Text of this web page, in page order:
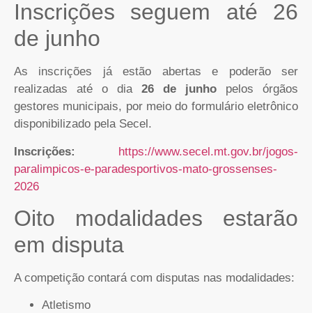
Inscrições seguem até 26
de junho
As inscrições já estão abertas e poderão ser
realizadas até o dia 26 de junho pelos órgãos
gestores municipais, por meio do formulário eletrônico
disponibilizado pela Secel.
Inscrições:
https://www.secel.mt.gov.br/jogos-
paralimpicos-e-paradesportivos-mato-grossenses-
2026
Oito modalidades estarão
em disputa
A competição contará com disputas nas modalidades:
Atletismo